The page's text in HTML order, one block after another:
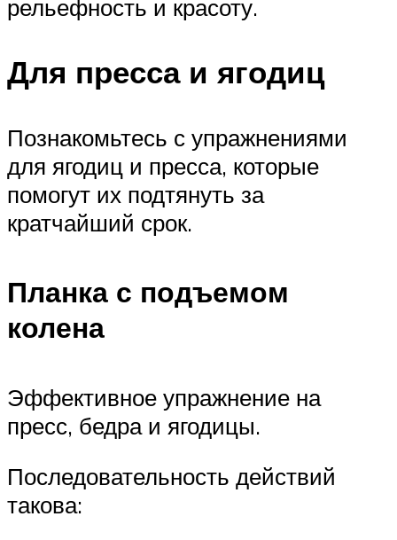
рельефность и красоту.
Для пресса и ягодиц
Познакомьтесь с упражнениями
для ягодиц и пресса, которые
помогут их подтянуть за
кратчайший срок.
Планка с подъемом
колена
Эффективное упражнение на
пресс, бедра и ягодицы.
Последовательность действий
такова: